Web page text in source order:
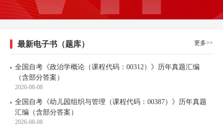
更多>>
最新电子书（题库）
全国自考《政治学概论（课程代码：00312）》历年真题汇编
（含部分答案）
2026-08-08
全国自考《幼儿园组织与管理（课程代码：00387）》历年真题
汇编（含部分答案）
2026-08-08